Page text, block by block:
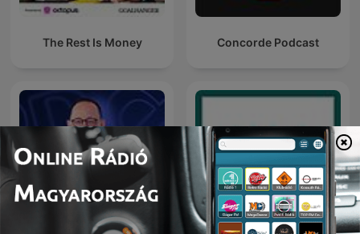
The Rest Is Money Concorde Podcast